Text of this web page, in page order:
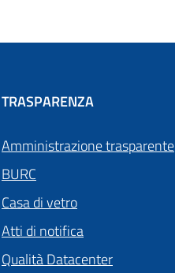
TRASPARENZA
Amministrazione trasparente
BURC
Casa di vetro
Atti di notifica
Qualità Datacenter